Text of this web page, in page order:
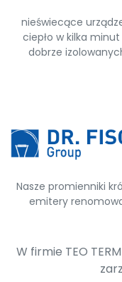
nieświecące
ciepło w kilka
dobrze
Nasze promienniki
emitery
W firmie TEO